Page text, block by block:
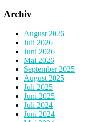
Archiv
August 2026
Juli 2026
Juni 2026
Mai 2026
September 2025
August 2025
Juli 2025
Juni 2025
Juli 2024
Juni 2024